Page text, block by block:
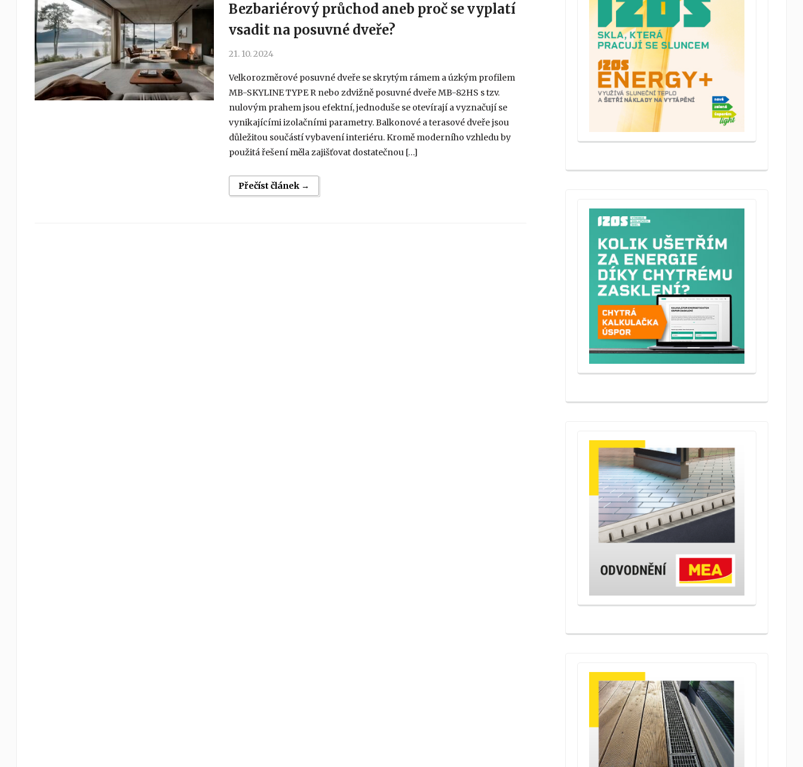
Bezbariérový průchod aneb proč se vyplatí
vsadit na posuvné dveře?
21. 10. 2024
Velkorozměrové posuvné dveře se skrytým rámem a úzkým profilem
MB-SKYLINE TYPE R nebo zdvižně posuvné dveře MB-82HS s tzv.
nulovým prahem jsou efektní, jednoduše se otevírají a vyznačují se
vynikajícími izolačními parametry. Balkonové a terasové dveře jsou
důležitou součástí vybavení interiéru. Kromě moderního vzhledu by
použitá řešení měla zajišťovat dostatečnou […]
Přečíst článek →